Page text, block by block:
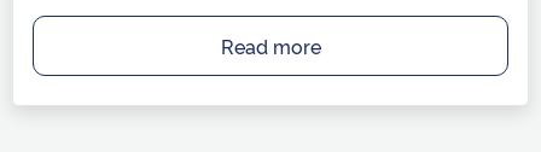
Read more